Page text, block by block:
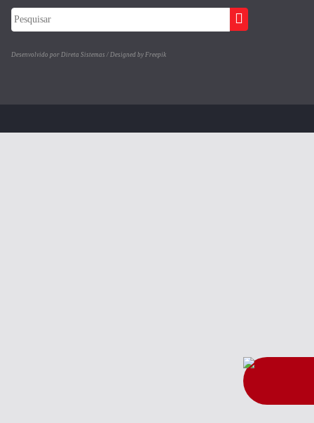
Desenvolvido por Direta Sistemas / Designed by Freepik